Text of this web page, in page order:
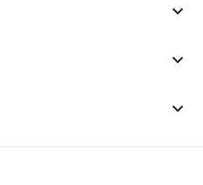
keyboard_arrow_down
keyboard_arrow_down
keyboard_arrow_down